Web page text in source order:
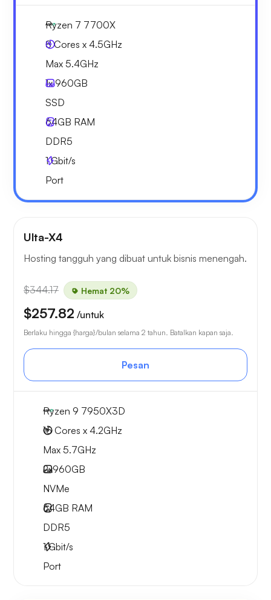
Ryzen 7 7700X
8 Cores x 4.5GHz
Max 5.4GHz
1x960GB
SSD
64GB RAM
DDR5
1Gbit/s
Port
Ulta-X4
Hosting tangguh yang dibuat untuk bisnis menengah.
$344.17 Hemat 20%
$257.82 /untuk
Berlaku hingga {harga}/bulan selama 2 tahun. Batalkan kapan saja.
Pesan
Ryzen 9 7950X3D
16 Cores x 4.2GHz
Max 5.7GHz
2x960GB
NVMe
64GB RAM
DDR5
1Gbit/s
Port